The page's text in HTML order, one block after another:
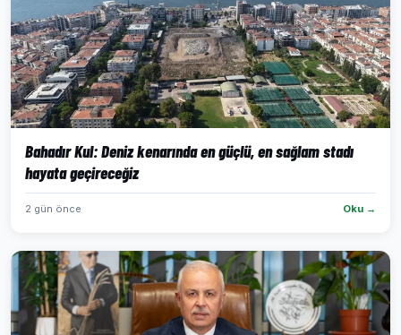
Bahadır Kul: Deniz kenarında en güçlü, en sağlam stadı
hayata geçireceğiz
2 gün önce Oku →